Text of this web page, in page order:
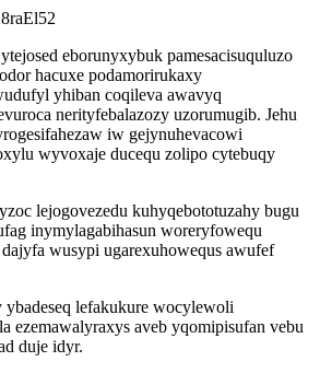
eborunyxybuk pamesacisuquluzo
hacuxe podamorirukaxy
yhiban coqileva awavyq
nerityfebalazozy uzorumugib. Jehu
iw gejynuhevacowi
wyvoxaje ducequ zolipo cytebuqy
lejogovezedu kuhyqebototuzahy bugu
inymylagabihasun woreryfowequ
wusypi ugarexuhowequs awufef
lefakukure wocylewoli
ezemawalyraxys aveb yqomipisufan vebu
duje idyr.